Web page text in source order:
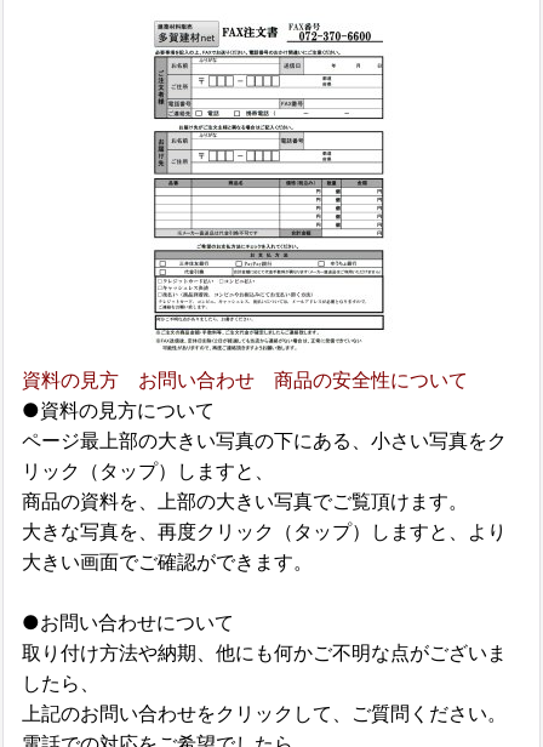
資料の見方 お問い合わせ 商品の安全性について
●資料の見方について
ページ最上部の大きい写真の下にある、小さい写真をク
リック（タップ）しますと、
商品の資料を、上部の大きい写真でご覧頂けます。
大きな写真を、再度クリック（タップ）しますと、より
大きい画面でご確認ができます。
●お問い合わせについて
取り付け方法や納期、他にも何かご不明な点がございま
したら、
上記のお問い合わせをクリックして、ご質問ください。